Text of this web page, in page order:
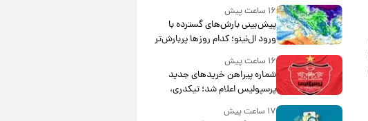
۱۶ ساعت پیش
پیش‌بینی بارش‌های گسترده با
ورود ال‌نینو؛ کدام روزها پربارش‌تر
خواهند بود؟
۱۶ ساعت پیش
شماره پیراهن خریدهای جدید
پرسپولیس اعلام شد؛ تیکدری،
محبی و سرگیف با اعداد ویژه
۱۷ ساعت پیش